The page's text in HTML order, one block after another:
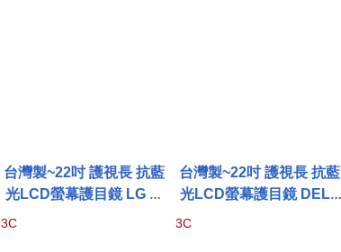
台灣製~22吋 護視長 抗藍
光LCD螢幕護目鏡 LG 系
列 22MP68VQ-
3C
台灣製~22吋 護視長 抗藍
光LCD螢幕護目鏡 DELL
3C